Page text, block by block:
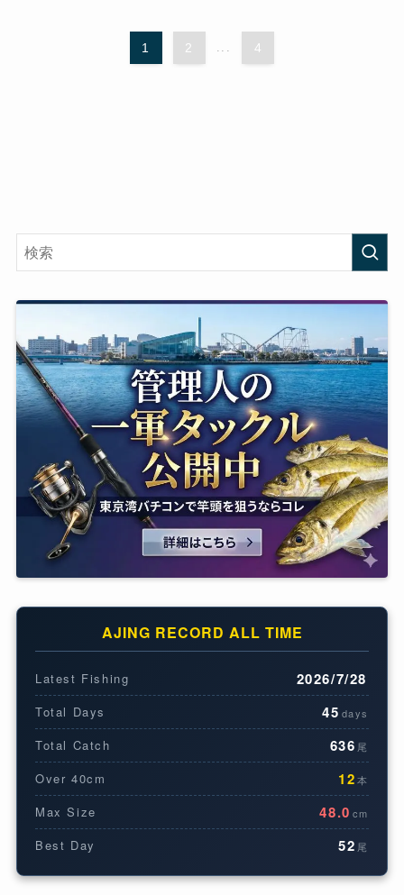
1 2 ... 4
AJING RECORD ALL TIME
Latest Fishing 2026/7/28
Total Days 45 days
Total Catch 636 尾
Over 40cm 12 本
Max Size 48.0 cm
Best Day 52 尾